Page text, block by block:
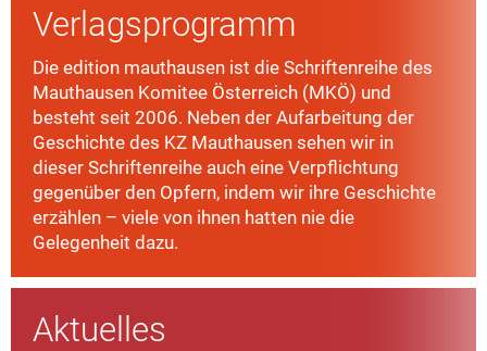
Verlagsprogramm
Die edition mauthausen ist die Schriftenreihe des
Mauthausen Komitee Österreich (MKÖ) und
besteht seit 2006. Neben der Aufarbeitung der
Geschichte des KZ Mauthausen sehen wir in
dieser Schriftenreihe auch eine Verpflichtung
gegenüber den Opfern, indem wir ihre Geschichte
erzählen – viele von ihnen hatten nie die
Gelegenheit dazu.
Aktuelles